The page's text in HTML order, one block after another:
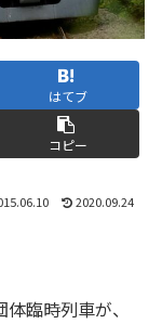
はてブ
コピー
2020.09.24
臨時列車が、